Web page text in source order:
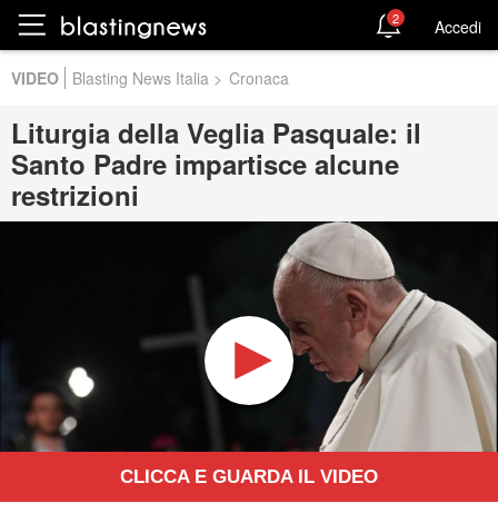
VIDEO Blasting News Italia > Cronaca
Liturgia della Veglia Pasquale: il
Santo Padre impartisce alcune
restrizioni
CLICCA E GUARDA IL VIDEO
2 Accedi